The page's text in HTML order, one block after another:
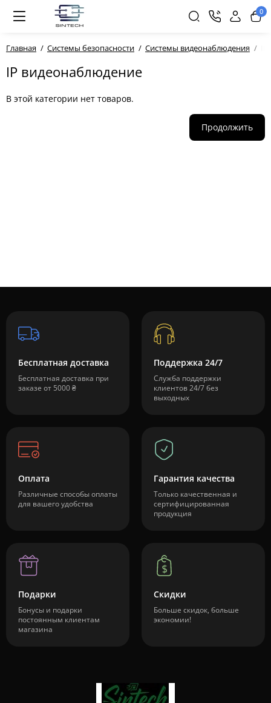
0
Главная Системы безопасности Системы видеонаблюдения
IP видеонаблюдение
В этой категории нет товаров.
Продолжить
Бесплатная доставка
Бесплатная доставка при
заказе от 5000 ₴
Поддержка 24/7
Служба поддержки
клиентов 24/7 без
выходных
Оплата
Различные способы оплаты
для вашего удобства
Гарантия качества
Только качественная и
сертифицированная
продукция
Подарки
Бонусы и подарки
постоянным клиентам
магазина
Скидки
Больше скидок, больше
экономии!